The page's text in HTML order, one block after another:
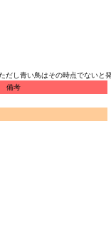
し青い鳥はその時点でないと
備考